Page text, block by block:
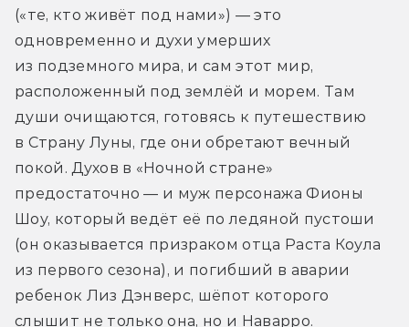
(«те, кто живёт под нами») — это
одновременно и духи умерших
из подземного мира, и сам этот мир,
расположенный под землёй и морем. Там
души очищаются, готовясь к путешествию
в Страну Луны, где они обретают вечный
покой. Духов в «Ночной стране»
предостаточно — и муж персонажа Фионы
Шоу, который ведёт её по ледяной пустоши
(он оказывается призраком отца Раста Коула
из первого сезона), и погибший в аварии
ребенок Лиз Дэнверс, шёпот которого
слышит не только она, но и Наварро.